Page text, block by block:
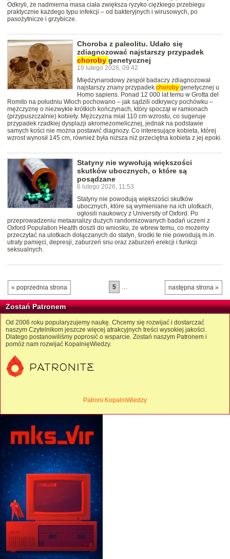
Odkryli, że nadmierna masa ciała zwiększa ryzyko ciężkiego przebiegu
praktycznie każdego typu infekcji – od bakteryjnych i wirusowych, po
pasożytnicze i grzybicze.
Choroba z paleolitu. Udało się
zdiagnozować najstarszy przypadek
choroby genetycznej
10 lutego 2026, 09:42
Międzynarodowy zespół badaczy zdiagnozował
najstarszy znany przypadek choroby genetycznej u
Homo sapiens. Ponad 12 000 lat temu w Grotta del
Romito na południu Włoch pochowano – jak sądzili odkrywcy pochówku –
mężczyznę o niezwykle krótkich kończynach, który spoczął w ramionach
(przypuszczalnie) kobiety. Mężczyzna miał 110 cm wzrostu, co sugeruje
przypadek rzadkiej dysplazji akromezomelicznej, jednak na podstawie
samych kości nie można postawić diagnozy. Co interesujące kobieta, której
wzrost wynosił 145 cm, również była niższa niż przeciętna kobieta z jej epoki.
Statyny nie wywołują większości
skutków ubocznych, o które są
posądzane
6 lutego 2026, 11:53
Statyny nie powodują większości skutków
ubocznych, które są wymieniane na ich ulotkach,
ogłosili naukowcy z University of Oxford. Po
przeprowadzeniu metaanalizy dużych randomizowanych badań uczeni z
Oxford Population Health doszli do wniosku, że wbrew temu, co możemy
przeczytać na ulotkach dołączanych do statyn, środki te nie powodują m.in.
utraty pamięci, depresji, zaburzeń snu oraz zaburzeń erekcji i funkcji
seksualnych.
« poprzednia strona następna strona »
5 …
Zostań Patronem
Od 2006 roku popularyzujemy naukę. Chcemy się rozwijać i dostarczać
naszym Czytelnikom jeszcze więcej atrakcyjnych treści wysokiej jakości.
Dlatego postanowiliśmy poprosić o wsparcie. Zostań naszym Patronem i
pomóż nam rozwijać KopalnięWiedzy.
Patroni KopalniWiedzy